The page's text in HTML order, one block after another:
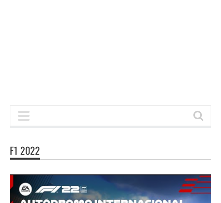
F1 2022